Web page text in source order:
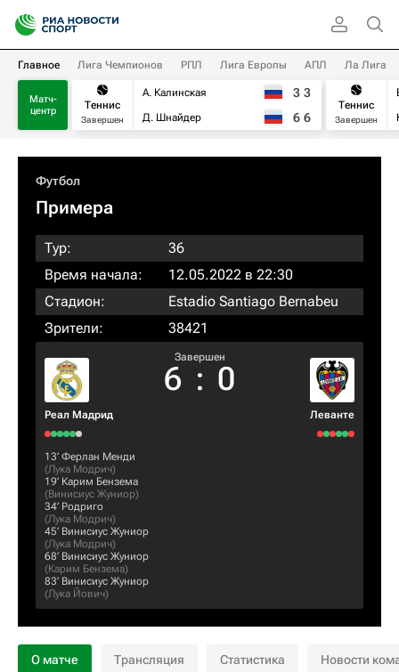
Главное Лига Чемпионов РПЛ Лига Европы АПЛ Ла Лига
Матч-
центр
Теннис
Завершен
А. Калинская
Д. Шнайдер
3 3
6 6
Теннис
Завершен
Футбол
Примера
Тур:
36
Время начала:
12.05.2022 в 22:30
Стадион:
Estadio Santiago Bernabeu
Зрители:
38421
Реал Мадрид
Завершен
6 : 0
Леванте
13‎’‎ Ферлан Менди
(Лука Модрич)
19‎’‎ Карим Бензема
(Винисиус Жуниор)
34‎’‎ Родриго
(Лука Модрич)
45‎’‎ Винисиус Жуниор
(Лука Модрич)
68‎’‎ Винисиус Жуниор
(Карим Бензема)
83‎’‎ Винисиус Жуниор
(Лука Йович)
О матче Трансляция Статистика Новости